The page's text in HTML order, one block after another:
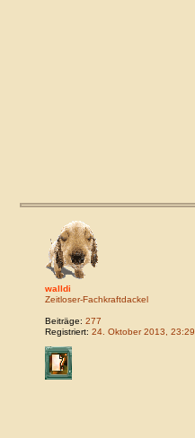
walldi
Zeitloser-Fachkraftdackel
Beiträge: 277
Registriert: 24. Oktober 2013, 23:29